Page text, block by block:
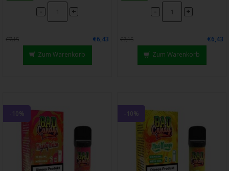
- +
€7,15
€6,43
Zum Warenkorb
- +
€7,15
€6,43
Zum Warenkorb
-10% -10%